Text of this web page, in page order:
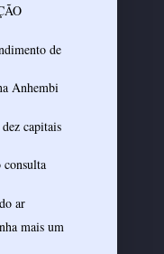
de
Anhembi
capitais
ar
mais um